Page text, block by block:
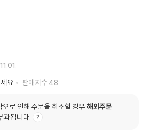
요
판매지수 48
로 인해 주문을 취소할 경우 해외주문
과됩니다.